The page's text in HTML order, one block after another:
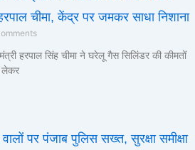
चीमा, केंद्र पर जमकर साधा निशाना
हरपाल सिंह चीमा ने घरेलू गैस सिलिंडर की कीमतों
लेकर
पर पंजाब पुलिस सख्त, सुरक्षा समीक्षा